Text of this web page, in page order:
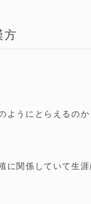
方
ようにとらえるのか
に関係していて生